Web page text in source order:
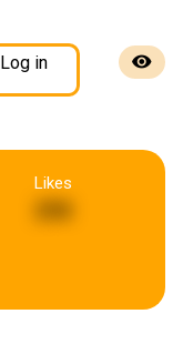
Log in
Likes